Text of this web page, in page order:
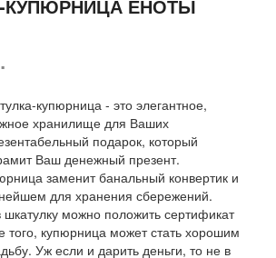
КУПЮРНИЦА ЕНОТЫ
купюрница - это элегантное,
хранилище для Ваших
подарок, который
Ваш денежный презент.
заменит банальный конвертик и
для хранения сбережений.
можно положить сертификат
того, купюрница может стать хорошим
Уж если и дарить деньги, то не в